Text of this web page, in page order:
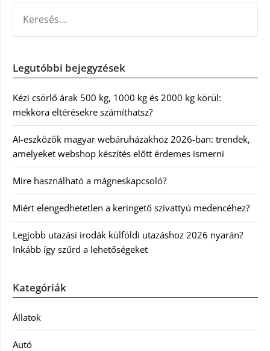
Legutóbbi bejegyzések
Kézi csörlő árak 500 kg, 1000 kg és 2000 kg körül:
mekkora eltérésekre számíthatsz?
AI-eszközök magyar webáruházakhoz 2026-ban: trendek,
amelyeket webshop készítés előtt érdemes ismerni
Mire használható a mágneskapcsoló?
Miért elengedhetetlen a keringető szivattyú medencéhez?
Legjobb utazási irodák külföldi utazáshoz 2026 nyarán?
Inkább így szűrd a lehetőségeket
Kategóriák
Állatok
Autó